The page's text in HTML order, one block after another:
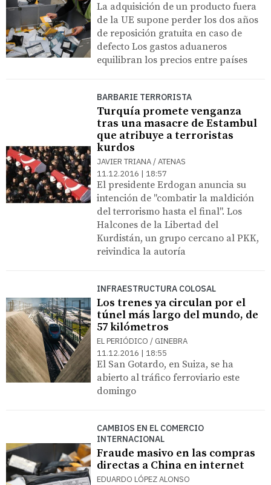
La adquisición de un producto fuera
de la UE supone perder los dos años
de reposición gratuita en caso de
defecto Los gastos aduaneros
equilibran los precios entre países
BARBARIE TERRORISTA
Turquía promete venganza
tras una masacre de Estambul
que atribuye a terroristas
kurdos
JAVIER TRIANA / ATENAS
11.12.2016 | 18:57
El presidente Erdogan anuncia su
intención de "combatir la maldición
del terrorismo hasta el final". Los
Halcones de la Libertad del
Kurdistán, un grupo cercano al PKK,
reivindica la autoría
INFRAESTRUCTURA COLOSAL
Los trenes ya circulan por el
túnel más largo del mundo, de
57 kilómetros
EL PERIÓDICO / GINEBRA
11.12.2016 | 18:55
El San Gotardo, en Suiza, se ha
abierto al tráfico ferroviario este
domingo
CAMBIOS EN EL COMERCIO
INTERNACIONAL
Fraude masivo en las compras
directas a China en internet
EDUARDO LÓPEZ ALONSO